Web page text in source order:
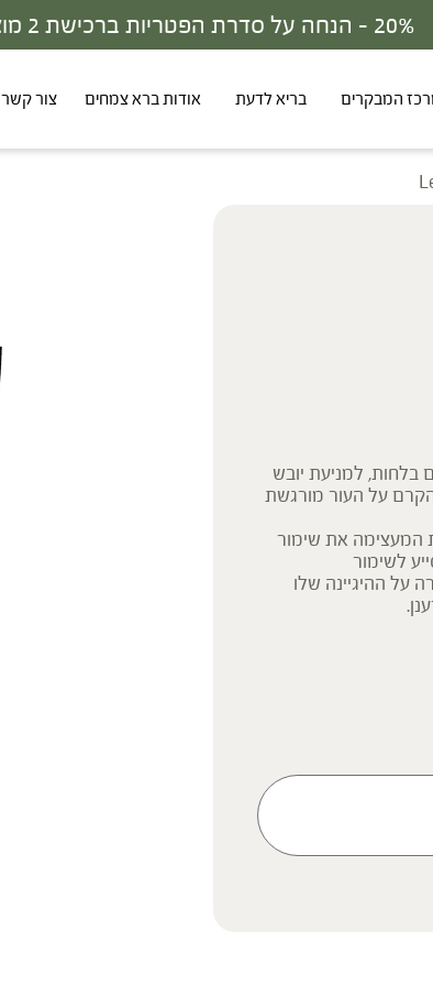
30% - הנחה על סדרת הפטריות ברכישת 3 מוצרים
המבקרים בריא לדעת אודות ברא צמחים צור קשר
בלחות, למניעת יובש
על העור מורגשת
המעצימה את שימור
לשימור
על ההיגיינה שלו
ברופא לפני השימוש. המונח